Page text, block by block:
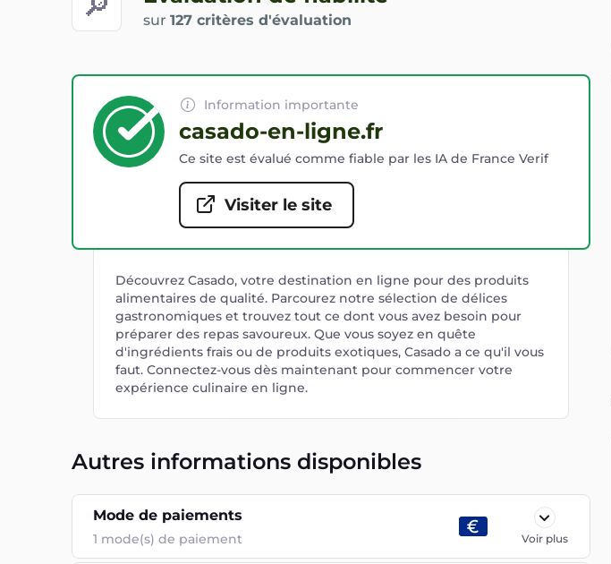
sur 127 critères d'évaluation
Information importante
casado-en-ligne.fr
Ce site est évalué comme fiable par les IA de France Verif
Visiter le site
Découvrez Casado, votre destination en ligne pour des produits
alimentaires de qualité. Parcourez notre sélection de délices
gastronomiques et trouvez tout ce dont vous avez besoin pour
préparer des repas savoureux. Que vous soyez en quête
d'ingrédients frais ou de produits exotiques, Casado a ce qu'il vous
faut. Connectez-vous dès maintenant pour commencer votre
expérience culinaire en ligne.
Autres informations disponibles
Mode de paiements
1 mode(s) de paiement Voir plus